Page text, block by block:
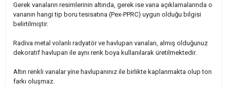
Gerek vanaların resimlerinin altında, gerek ise vana açıklamalarında o
vananın hangi tip boru tesisatına (Pex-PPRC) uygun olduğu bilgisi
belirtilmiştir.
Radiva metal volanlı radyatör ve havlupan vanaları, almış olduğunuz
dekoratif havlupan ile aynı renk boya kullanılarak üretilmektedir.
Altın renkli vanalar yine havlupanınız ile birlikte kaplanmakta olup ton
farkı oluşmaz.